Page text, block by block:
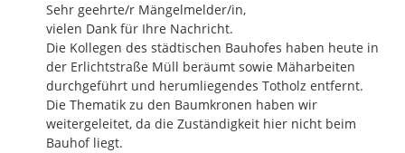
Sehr geehrte/r Mängelmelder/in,
vielen Dank für Ihre Nachricht.
Die Kollegen des städtischen Bauhofes haben heute in
der Erlichtstraße Müll beräumt sowie Mäharbeiten
durchgeführt und herumliegendes Totholz entfernt.
Die Thematik zu den Baumkronen haben wir
weitergeleitet, da die Zuständigkeit hier nicht beim
Bauhof liegt.